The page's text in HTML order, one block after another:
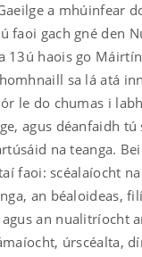
a mhúinfear
faoi gach gné den
13ú haois go
sa lá atá
le do chumas i
agus déanfaidh tú
na teanga.
faoi: scéalaíocht
an béaloideas,
an nualitríocht
úrscéalta,